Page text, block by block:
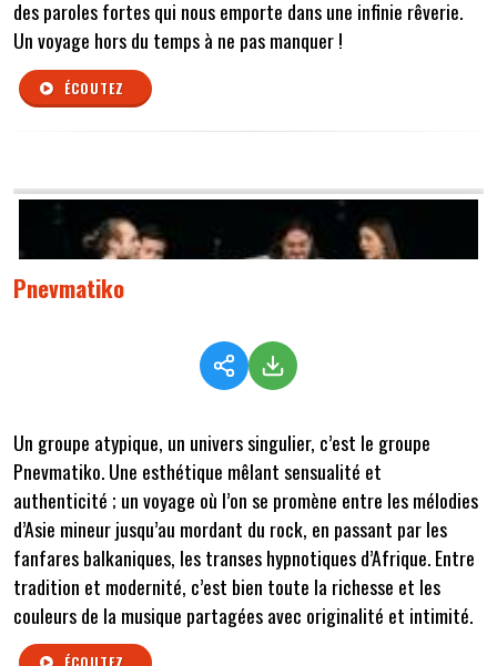
des paroles fortes qui nous emporte dans une infinie rêverie.
Un voyage hors du temps à ne pas manquer !
ÉCOUTEZ
Pnevmatiko
Un groupe atypique, un univers singulier, c’est le groupe
Pnevmatiko. Une esthétique mêlant sensualité et
authenticité ; un voyage où l’on se promène entre les mélodies
d’Asie mineur jusqu’au mordant du rock, en passant par les
fanfares balkaniques, les transes hypnotiques d’Afrique. Entre
tradition et modernité, c’est bien toute la richesse et les
couleurs de la musique partagées avec originalité et intimité.